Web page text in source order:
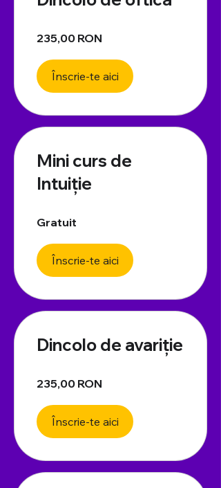
235,00 RON
Înscrie-te aici
Mini curs de
Intuiție
Gratuit
Înscrie-te aici
Dincolo de avariție
235,00 RON
Înscrie-te aici